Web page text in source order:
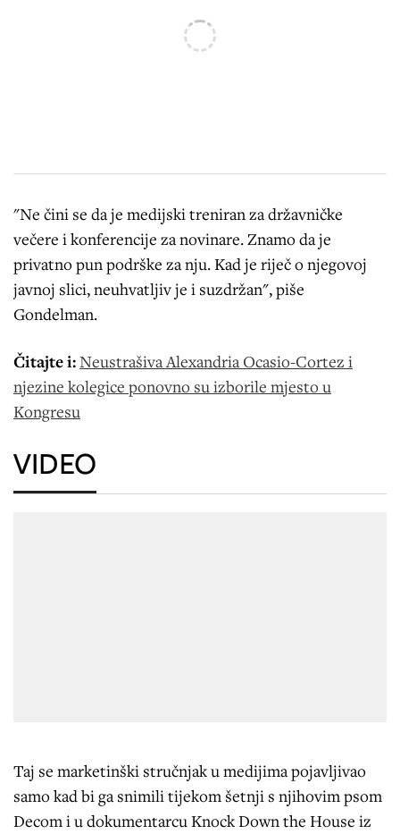
"Ne čini se da je medijski treniran za državničke
večere i konferencije za novinare. Znamo da je
privatno pun podrške za nju. Kad je riječ o njegovoj
javnoj slici, neuhvatljiv je i suzdržan", piše
Gondelman.
Čitajte i:Neustrašiva Alexandria Ocasio-Cortez i
njezine kolegice ponovno su izborile mjesto u
Kongresu
VIDEO
Taj se marketinški stručnjak u medijima pojavljivao
samo kad bi ga snimili tijekom šetnji s njihovim psom
Decom i u dokumentarcu Knock Down the House iz